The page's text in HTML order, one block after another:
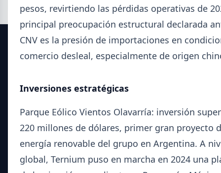
SIDERDATO
y el mercado del acero en Argentina.
Secciones
Datos Técnicos
Guía Metalúrgica
pesos, revirtiendo las pérdidas operativas de
principal preocupación estructural declarada
CNV es la presión de importaciones en
comercio desleal, especialmente de origen
Inversiones estratégicas
Parque Eólico Vientos Olavarría: inversión
220 millones de dólares, primer gran proyecto
energía renovable del grupo en Argentina. A
global, Ternium puso en marcha en 2024 una